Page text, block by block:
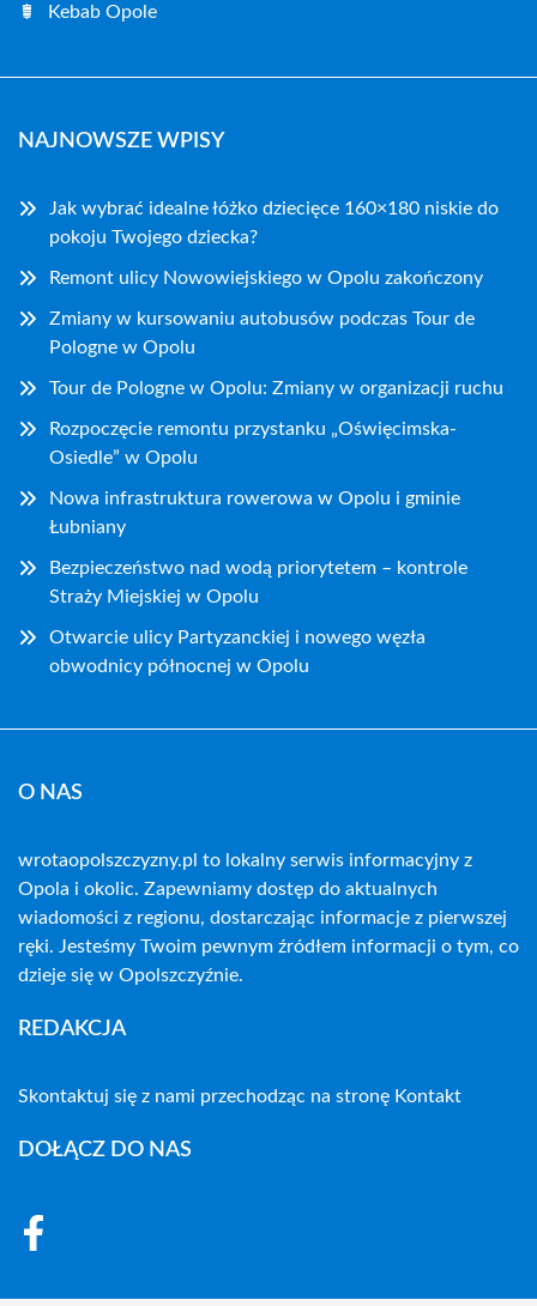
Kebab Opole
NAJNOWSZE WPISY
Jak wybrać idealne łóżko dziecięce 160×180 niskie do
pokoju Twojego dziecka?
Remont ulicy Nowowiejskiego w Opolu zakończony
Zmiany w kursowaniu autobusów podczas Tour de
Pologne w Opolu
Tour de Pologne w Opolu: Zmiany w organizacji ruchu
Rozpoczęcie remontu przystanku „Oświęcimska-
Osiedle” w Opolu
Nowa infrastruktura rowerowa w Opolu i gminie
Łubniany
Bezpieczeństwo nad wodą priorytetem – kontrole
Straży Miejskiej w Opolu
Otwarcie ulicy Partyzanckiej i nowego węzła
obwodnicy północnej w Opolu
O NAS
wrotaopolszczyzny.pl to lokalny serwis informacyjny z
Opola i okolic. Zapewniamy dostęp do aktualnych
wiadomości z regionu, dostarczając informacje z pierwszej
ręki. Jesteśmy Twoim pewnym źródłem informacji o tym, co
dzieje się w Opolszczyźnie.
REDAKCJA
Skontaktuj się z nami przechodząc na stronę Kontakt
DOŁĄCZ DO NAS